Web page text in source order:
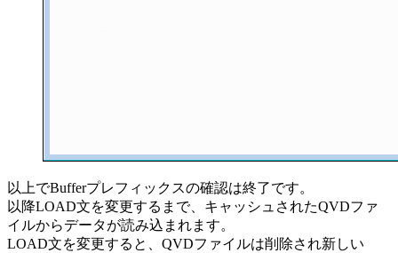
以上でBufferプレフィックスの確認は終了です。
以降LOAD文を変更するまで、キャッシュされたQVDファ
イルからデータが読み込まれます。
LOAD文を変更すると、QVDファイルは削除され新しい